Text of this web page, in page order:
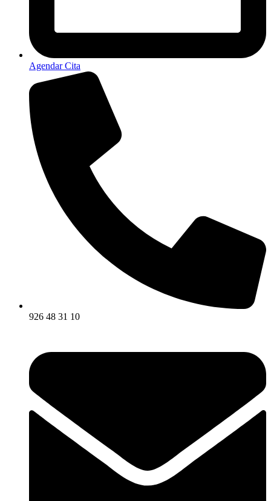
Agendar Cita
926 48 31 10